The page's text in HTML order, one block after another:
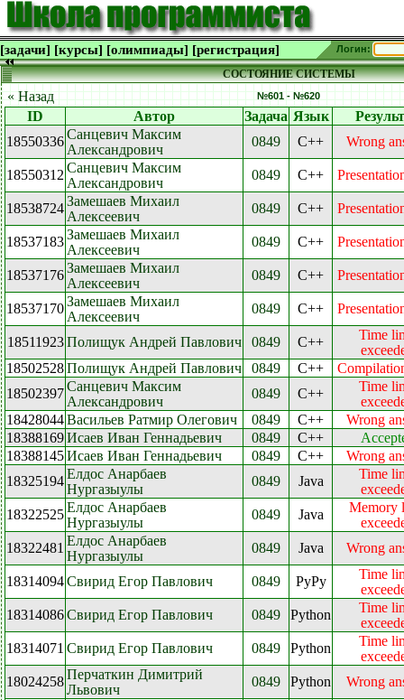
[задачи] [курсы] [олимпиады] [регистрация] Логин:
СОСТОЯНИЕ СИСТЕМЫ
« Назад №601 - №620
ID Автор Задача Язык
18550336Санцевич Максим
Александрович
0849 C++ Wrong
18550312 Санцевич Максим
Александрович
0849 C++
18538724Замешаев Михаил
Алексеевич
0849 C++
18537183Замешаев Михаил
Алексеевич
0849 C++
18537176Замешаев Михаил
Алексеевич
0849 C++
18537170Замешаев Михаил
Алексеевич
0849 C++
18511923 Полищук Андрей Павлович 0849 C++
Time
18502528Полищук Андрей Павлович 0849 C++
18502397Санцевич Максим
Александрович
0849 C++
Time
18428044Васильев Ратмир Олегович 0849 C++
Wrong
18388169Исаев Иван Геннадьевич 0849 C++
18388145Исаев Иван Геннадьевич 0849 C++
Wrong
18325194Елдос Анарбаев
Нургазыулы
0849 Java
Time
18322525Елдос Анарбаев
Нургазыулы
0849 Java
Memory
18322481 Елдос Анарбаев
Нургазыулы
0849 Java Wrong
18314094Свирид Егор Павлович 0849 PyPy
Time
18314086Свирид Егор Павлович 0849 Python
Time
18314071 Свирид Егор Павлович 0849 Python
Time
18024258Перчаткин Димитрий
Львович
0849 Python Wrong